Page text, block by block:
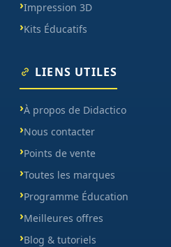
Impression 3D
Kits Éducatifs
LIENS UTILES
À propos de Didactico
Nous contacter
Points de vente
Toutes les marques
Programme Éducation
Meilleures offres
Blog & tutoriels